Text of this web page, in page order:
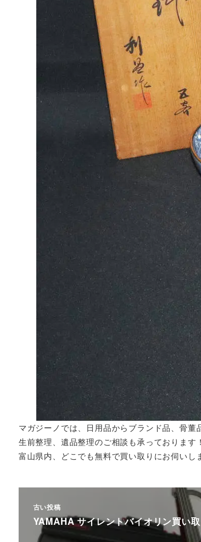
マガジーノでは、日用品からブランド品、骨董
生前整理、遺品整理のご相談も承っております！
富山県内、どこでも無料で買い取りにお伺いし
古い投稿
YAMAHA サイレントバイオリン買い